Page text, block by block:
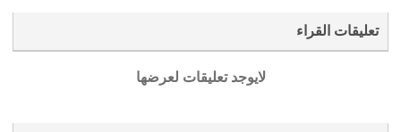
تعليقات القراء
لايوجد تعليقات لعرضها